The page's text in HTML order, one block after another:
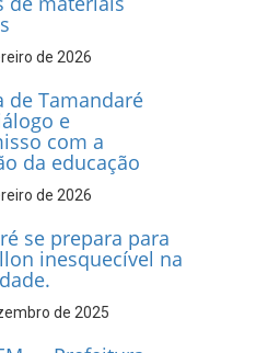
de Tamandaré
de placas à
dos Taxistas Rota
de 2026
patrimônio
movimento
de 2026
Tamandaré
aos